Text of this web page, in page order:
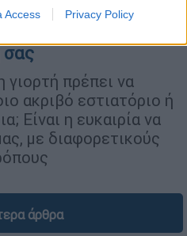
Access Privacy Policy
θεατρικές
σας
γιορτή πρέπει να
ακριβό εστιατόριο ή
Είναι η ευκαιρία να
με διαφορετικούς
άρθρα